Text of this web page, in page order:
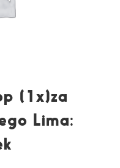
(1x)za
Lima: